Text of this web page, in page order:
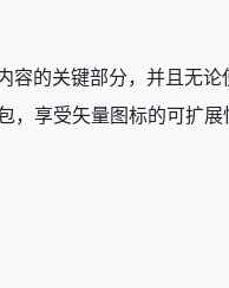
的关键部分，并且无
享受矢量图标的可扩